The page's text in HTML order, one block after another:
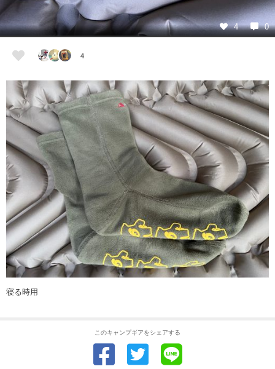
4 0
4
寝る時用
このキャンプギアをシェアする